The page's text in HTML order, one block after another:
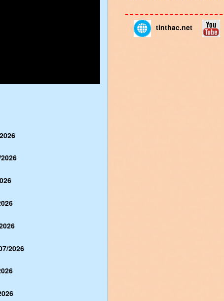
2026
tinthac.net